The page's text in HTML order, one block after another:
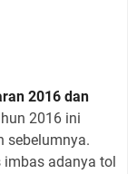
2016 dan
2016 ini
sebelumnya.
imbas adanya tol